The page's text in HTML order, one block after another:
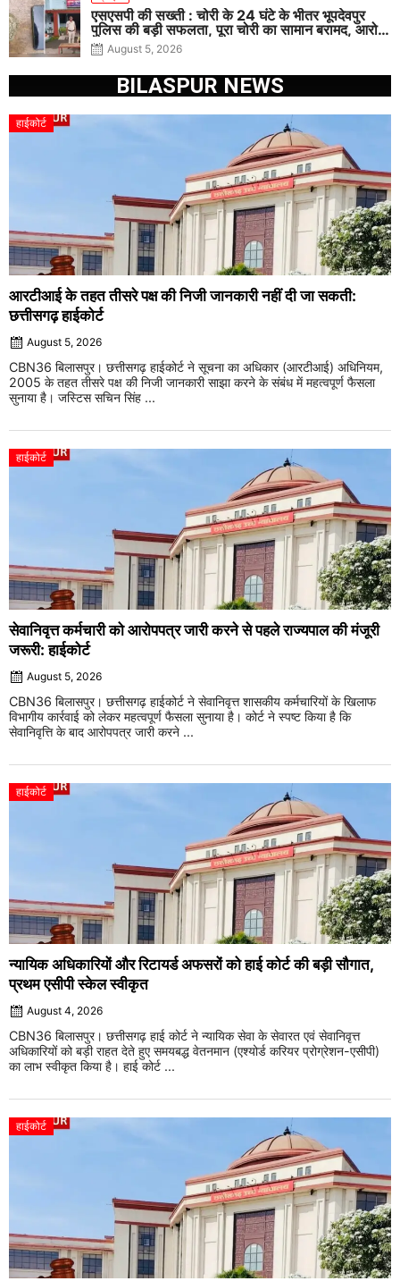
एसएसपी की सख्ती : चोरी के 24 घंटे के भीतर भूपदेवपुर
पुलिस की बड़ी सफलता, पूरा चोरी का सामान बरामद, आरोपी
गिरफ्तार
August 5, 2026
BILASPUR NEWS
हाईकोर्ट
आरटीआई के तहत तीसरे पक्ष की निजी जानकारी नहीं दी जा सकती:
छत्तीसगढ़ हाईकोर्ट
August 5, 2026
CBN36 बिलासपुर। छत्तीसगढ़ हाईकोर्ट ने सूचना का अधिकार (आरटीआई) अधिनियम,
2005 के तहत तीसरे पक्ष की निजी जानकारी साझा करने के संबंध में महत्वपूर्ण फैसला
सुनाया है। जस्टिस सचिन सिंह ...
हाईकोर्ट
सेवानिवृत्त कर्मचारी को आरोपपत्र जारी करने से पहले राज्यपाल की मंजूरी
जरूरी: हाईकोर्ट
August 5, 2026
CBN36 बिलासपुर। छत्तीसगढ़ हाईकोर्ट ने सेवानिवृत्त शासकीय कर्मचारियों के खिलाफ
विभागीय कार्रवाई को लेकर महत्वपूर्ण फैसला सुनाया है। कोर्ट ने स्पष्ट किया है कि
सेवानिवृत्ति के बाद आरोपपत्र जारी करने ...
हाईकोर्ट
न्यायिक अधिकारियों और रिटायर्ड अफसरों को हाई कोर्ट की बड़ी सौगात,
प्रथम एसीपी स्केल स्वीकृत
August 4, 2026
CBN36 बिलासपुर। छत्तीसगढ़ हाई कोर्ट ने न्यायिक सेवा के सेवारत एवं सेवानिवृत्त
अधिकारियों को बड़ी राहत देते हुए समयबद्ध वेतनमान (एश्योर्ड करियर प्रोग्रेशन-एसीपी)
का लाभ स्वीकृत किया है। हाई कोर्ट ...
हाईकोर्ट